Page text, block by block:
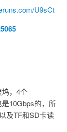
U9sCt
，4个
10Gbps的，所
及TF和SD卡读